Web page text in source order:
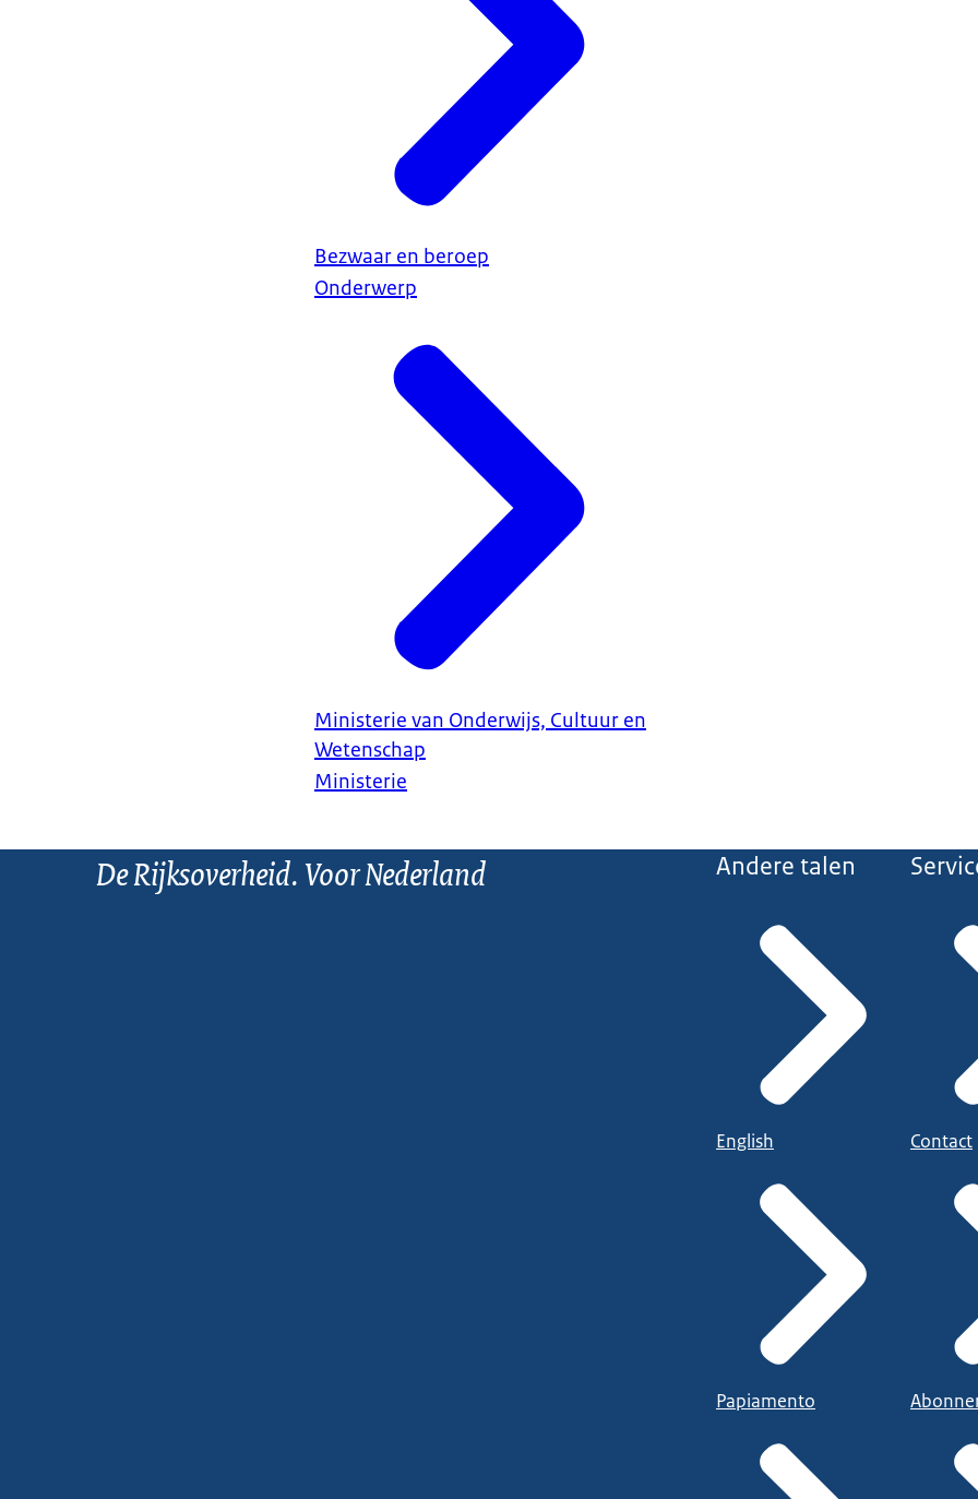
Bezwaar en beroep
Onderwerp
Ministerie van Onderwijs, Cultuur en
Wetenschap
Ministerie
De Rijksoverheid. Voor Nederland Andere talen
English
Papiamento
Contact